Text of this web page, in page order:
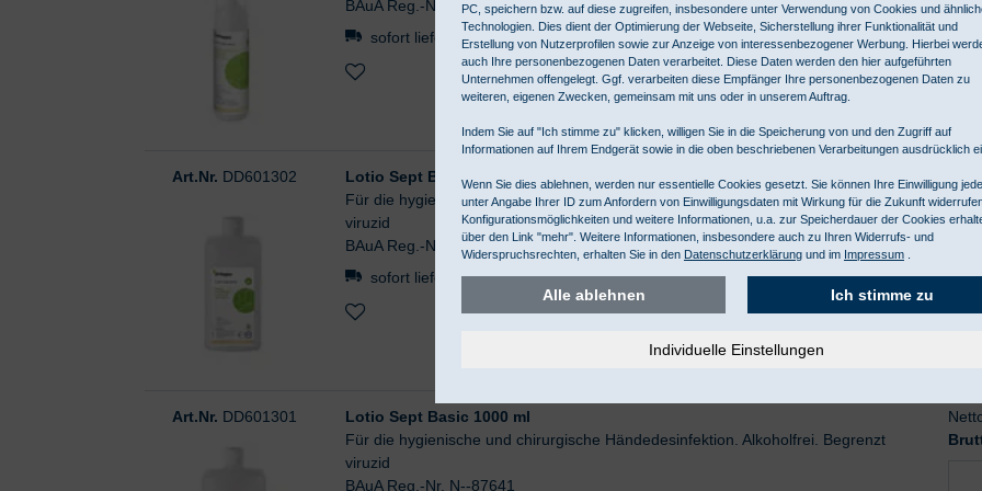
BAuA Reg.-Nr. N--87641
sofort lieferbar
Art.Nr. DD601302
Lotio Sept Basic 500 ml
Für die hygienische und chirurgische Händedesinfektion. Alkoholfrei. Begrenzt
viruzid
BAuA Reg.-Nr. N--87641
sofort lieferbar
Netto
Art.Nr. DD601301
Lotio Sept Basic 1000 ml
Für die hygienische und chirurgische Händedesinfektion. Alkoholfrei. Begrenzt
viruzid
BAuA Reg.-Nr. N--87641
PC, speichern bzw. auf diese zugreifen, insbesondere unter Verwendung von Cookies und
Technologien. Dies dient der Optimierung der Webseite, Sicherstellung ihrer Funktionalität und
Erstellung von Nutzerprofilen sowie zur Anzeige von interessenbezogener Werbung. Hierbei
auch Ihre personenbezogenen Daten verarbeitet. Diese Daten werden den hier aufgeführten
Unternehmen offengelegt. Ggf. verarbeiten diese Empfänger Ihre personenbezogenen Daten zu
weiteren, eigenen Zwecken, gemeinsam mit uns oder in unserem Auftrag.
Indem Sie auf "Ich stimme zu" klicken, willigen Sie in die Speicherung von und den Zugriff auf
Informationen auf Ihrem Endgerät sowie in die oben beschriebenen Verarbeitungen ausdrücklich
Wenn Sie dies ablehnen, werden nur essentielle Cookies gesetzt. Sie können Ihre Einwilligung
unter Angabe Ihrer ID zum Anfordern von Einwilligungsdaten mit Wirkung für die Zukunft
Konfigurationsmöglichkeiten und weitere Informationen, u.a. zur Speicherdauer der Cookies
über den Link "mehr". Weitere Informationen, insbesondere auch zu Ihren Widerrufs- und
Widerspruchsrechten, erhalten Sie in den Datenschutzerklärung und im Impressum
Ich stimme zu
Alle ablehnen